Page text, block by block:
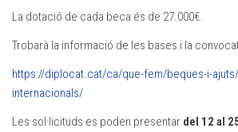
La dotació de cada beca és de 27.000€.
Trobarà la informació de les bases i la
https://diplocat.cat/ca/que-fem/beques-i-
internacionals/
Les sol·licituds es poden presentar del 12 al